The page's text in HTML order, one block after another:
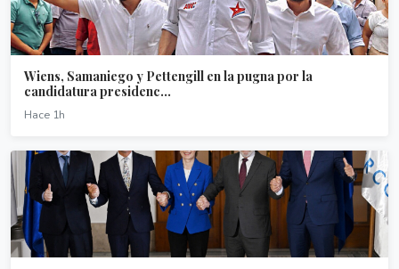
Wiens, Samaniego y Pettengill en la pugna por la
candidatura presidenc...
Hace 1h